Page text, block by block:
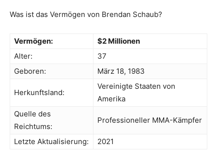
Was ist das Vermögen von Brendan Schaub?
Vermögen:
$2 Millionen
Alter:
37
Geboren:
März 18, 1983
Herkunftsland:
Vereinigte Staaten von
Amerika
Quelle des
Reichtums:
Professioneller MMA-Kämpfer
Letzte Aktualisierung: 2021